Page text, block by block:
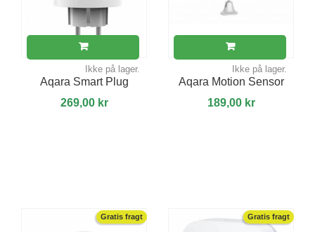
Ikke på lager.
Aqara Smart Plug
269,00 kr
Ikke på lager.
Aqara Motion Sensor
189,00 kr
Gratis fragt Gratis fragt